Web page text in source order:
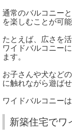
通常のバルコニー
を楽しむことが可能
たとえば、広さを
ワイドバルコニー
ます。
お子さんや犬など
に触れながら遊ば
ワイドバルコニー
新築住宅でワ